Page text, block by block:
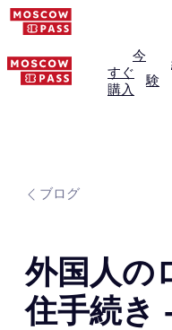
今
すぐ
購入
験
ブログ
外国人の
住手続き